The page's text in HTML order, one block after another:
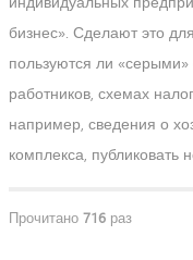
бизнес». Сделают это
пользуются ли
работников, схемах
например, сведения о
комплекса, публиковать
Прочитано 716 раз